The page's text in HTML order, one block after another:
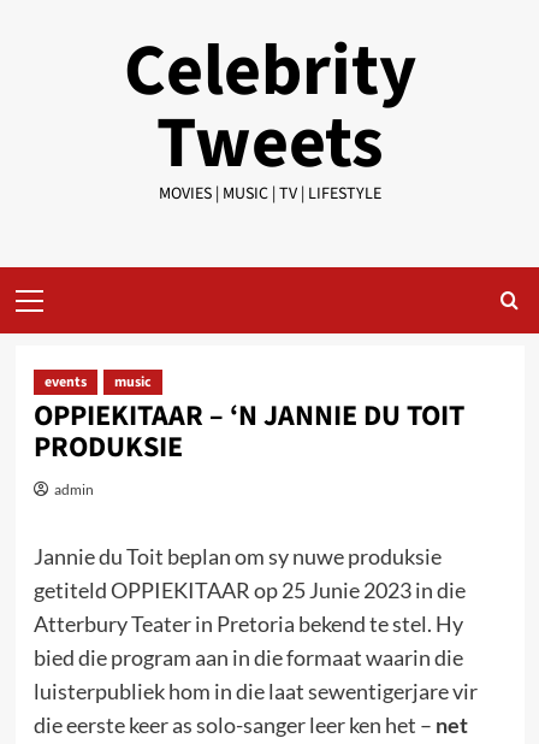
Celebrity
Tweets
MOVIES | MUSIC | TV | LIFESTYLE
Menu
events music
OPPIEKITAAR – ‘N JANNIE DU TOIT
PRODUKSIE
admin
Jannie du Toit beplan om sy nuwe produksie
getiteld OPPIEKITAAR op 25 Junie 2023 in die
Atterbury Teater in Pretoria bekend te stel. Hy
bied die program aan in die formaat waarin die
luisterpubliek hom in die laat sewentigerjare vir
die eerste keer as solo-sanger leer ken het – net